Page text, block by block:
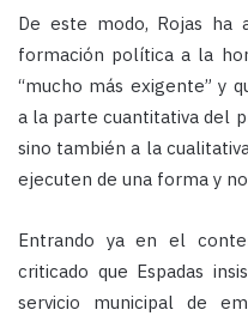
De este modo, Rojas ha
formación política a la
“mucho más exigente” y
a la parte cuantitativa del
sino también a la
ejecuten de una forma y
Entrando ya en el
criticado que Espadas
servicio municipal de